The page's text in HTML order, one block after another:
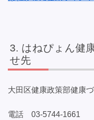
はねぴょん健
せ先
大田区健康政策部健康
電話 03-5744-1661